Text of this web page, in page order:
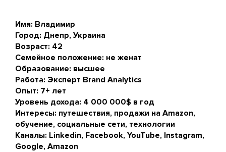
Имя: Владимир
Город: Днепр, Украина
Возраст: 42
Семейное положение: не женат
Образование: высшее
Работа: Эксперт Brand Analytics
Опыт: 7+ лет
Уровень дохода: 4 000 000$ в год
Интересы: путешествия, продажи на Amazon,
обучение, социальные сети, технологии
Каналы: Linkedin, Facebook, YouTube, Instagram,
Google, Amazon